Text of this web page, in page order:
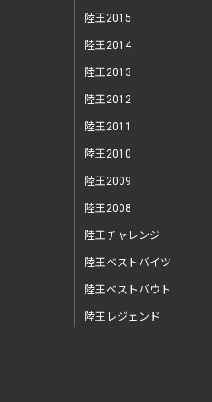
陸王2015
陸王2014
陸王2013
陸王2012
陸王2011
陸王2010
陸王2009
陸王2008
陸王チャレンジ
陸王ベストバイツ
陸王ベストバウト
陸王レジェンド